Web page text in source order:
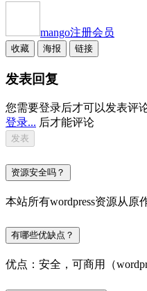
mango注册会员
收藏 海报 链接
发表回复
您需要登录后才可以发表评
登录... 后才能评论
资源安全吗？
本站所有wordpress资源从
有哪些优缺点？
优点：安全，可商用（